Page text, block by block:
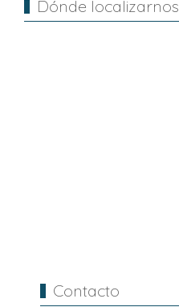
Dónde localizarnos
Contacto